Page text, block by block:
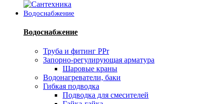
Водоснабжение
Водоснабжение
Труба и фитинг PPr
Запорно-регулирующая арматура
Шаровые краны
Водонагреватели, баки
Гибкая подводка
Подводка для смесителей